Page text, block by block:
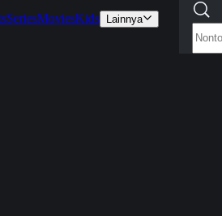
SeriesMoviesKids Lainnya